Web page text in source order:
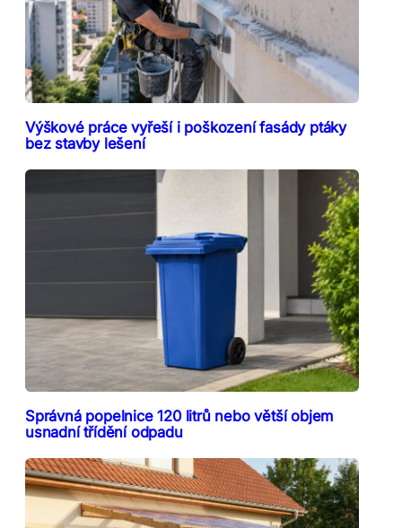
Výškové práce vyřeší i poškození fasády ptáky
bez stavby lešení
Správná popelnice 120 litrů nebo větší objem
usnadní třídění odpadu